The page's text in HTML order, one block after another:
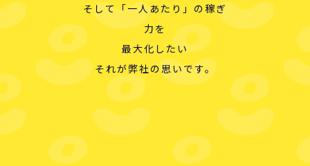
そして「一人あたり」の稼ぎ
力を
最大化したい
それが弊社の思いです。